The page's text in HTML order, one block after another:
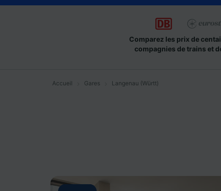
Comparez les prix de
compagnies de trains et
Accueil Gares Langenau (Württ)